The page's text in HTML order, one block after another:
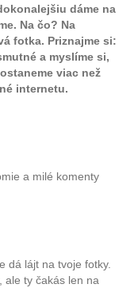
dáme na
Na čo? Na
fotka. Priznajme si:
a myslíme si,
viac než
internetu.
a milé komenty
dá lájt na tvoje fotky.
ale ty čakás len na